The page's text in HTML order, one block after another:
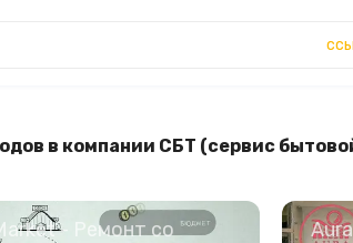
в компании СБТ (сервис
- Ремонт со